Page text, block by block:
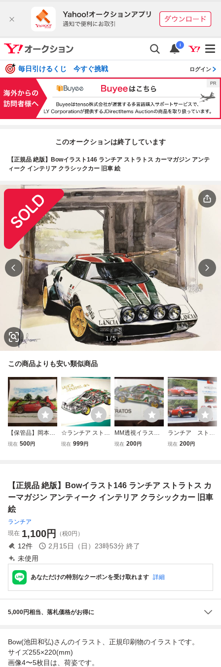
i
毎日引けるくじ 今すぐ挑戦 ログイン
このオークションは終了しています
【正規品 絶版】Bowイラスト146 ランチア ストラトス カーマガジン アンテ
ィーク インテリア クラシックカー 旧車 絵
1/5
この商品よりも安い類似商品
【保管品】岡本正
樹イラスト ポスタ
現在 500円
☆ランチア ストラ
トス イラスト★N
現在 999円
MM透視イラス
ト ランチア ス
現在 200円
ランチア ストラ
トス
現在 200円
【正規品 絶版】Bowイラスト146 ランチア ストラトス カ
ーマガジン アンティーク インテリア クラシックカー 旧車
絵
ランチア
現在 1,100円 （税0円）
12件 2月15日（日）23時53分 終了
未使用
あなただけの特別なクーポンを受け取れます 詳細
5,000円相当、落札価格がお得に
Bow(池田和弘)さんのイラスト、正規印刷物のイラストです。
サイズ255×220(mm)
画像4〜5枚目は、荷姿です。